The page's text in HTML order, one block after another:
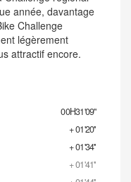
année, davantage
Challenge
légèrement
attractif encore.
00H31'09''
+ 01'20''
+ 01'34''
+ 01'41''